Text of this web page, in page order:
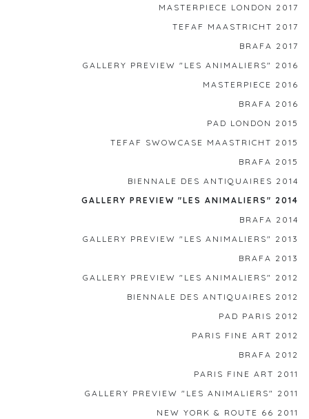
MASTERPIECE LONDON 2017
TEFAF MAASTRICHT 2017
BRAFA 2017
GALLERY PREVIEW "LES ANIMALIERS" 2016
MASTERPIECE 2016
BRAFA 2016
PAD LONDON 2015
TEFAF SWOWCASE MAASTRICHT 2015
BRAFA 2015
BIENNALE DES ANTIQUAIRES 2014
GALLERY PREVIEW "LES ANIMALIERS" 2014
BRAFA 2014
GALLERY PREVIEW "LES ANIMALIERS" 2013
BRAFA 2013
GALLERY PREVIEW "LES ANIMALIERS" 2012
BIENNALE DES ANTIQUAIRES 2012
PAD PARIS 2012
PARIS FINE ART 2012
BRAFA 2012
PARIS FINE ART 2011
GALLERY PREVIEW "LES ANIMALIERS" 2011
NEW YORK & ROUTE 66 2011